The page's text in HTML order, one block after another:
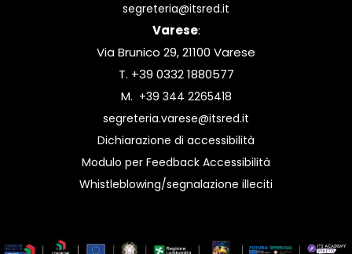
segreteria@itsred.it
Varese:
Via Brunico 29, 21100 Varese
T. +39 0332 1880577
M. +39 344 2265418
segreteria.varese@itsred.it
Dichiarazione di accessibilità
Modulo per Feedback Accessibilità
Whistleblowing/segnalazione illeciti